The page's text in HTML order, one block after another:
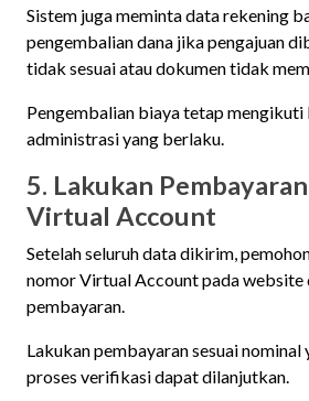
Sistem juga meminta data rekening
pengembalian dana jika pengajuan
tidak sesuai atau dokumen tidak
Pengembalian biaya tetap mengikuti
administrasi yang berlaku.
5. Lakukan
Virtual Account
Setelah seluruh data dikirim,
nomor Virtual Account pada website
pembayaran.
Lakukan pembayaran sesuai
proses verifikasi dapat dilanjutkan.